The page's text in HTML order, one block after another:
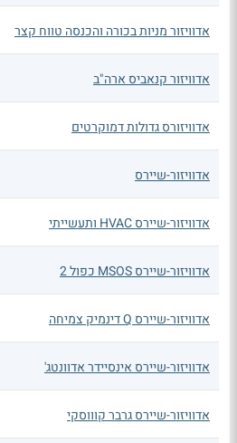
אדוויזור מניות בכורה והכנסה טווח קצר
אדוויזור קנאביס ארה"ב
אדוויזורס גדולות דמוקרטים
אדוויזור-שיירס
אדוויזור-שיירס HVAC ותעשייתי
אדוויזור-שיירס MSOS כפול 2
אדוויזור-שיירס Q דינמיק צמיחה
אדוויזור-שיירס אינסיידר אדוונטג'
אדוויזור-שיירס גרבר קוווסקי